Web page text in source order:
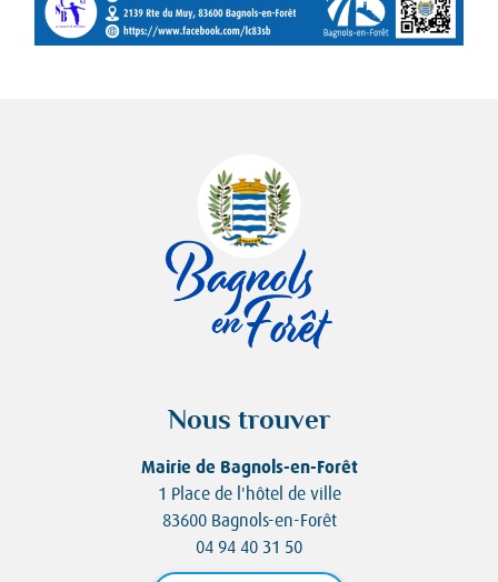
Nous trouver
Mairie de Bagnols-en-Forêt
1 Place de l'hôtel de ville
83600 Bagnols-en-Forêt
04 94 40 31 50